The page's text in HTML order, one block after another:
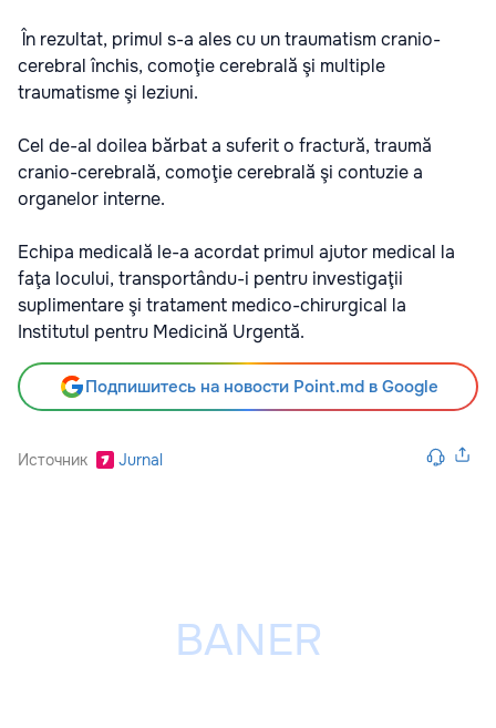
În rezultat, primul s-a ales cu un traumatism cranio-
cerebral închis, comoţie cerebrală şi multiple
traumatisme şi leziuni.
Cel de-al doilea bărbat a suferit o fractură, traumă
cranio-cerebrală, comoţie cerebrală şi contuzie a
organelor interne.
Echipa medicală le-a acordat primul ajutor medical la
faţa locului, transportându-i pentru investigaţii
suplimentare şi tratament medico-chirurgical la
Institutul pentru Medicină Urgentă.
Подпишитесь на новости Point.md в Google
Источник Jurnal